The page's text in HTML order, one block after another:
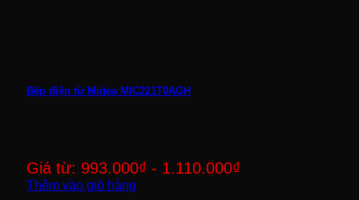
Bếp điện từ Midea MIC221T0AGH
Giá từ: 993.000₫ - 1.110.000₫
Thêm vào giỏ hàng